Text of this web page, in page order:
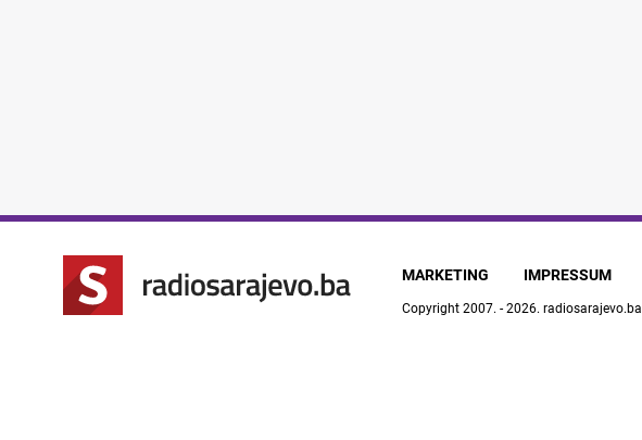
MARKETING IMPRESSUM
Copyright 2007. - 2026. radiosarajevo.ba